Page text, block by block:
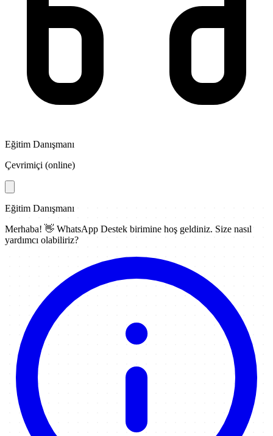
Eğitim Danışmanı
Çevrimiçi (online)
Eğitim Danışmanı
Merhaba! 👋 WhatsApp Destek birimine hoş geldiniz. Size nasıl
yardımcı olabiliriz?